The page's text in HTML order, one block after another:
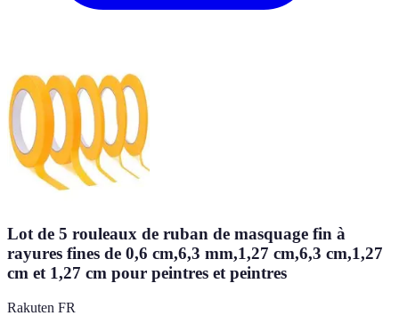
Lot de 5 rouleaux de ruban de masquage fin à
rayures fines de 0,6 cm,6,3 mm,1,27 cm,6,3 cm,1,27
cm et 1,27 cm pour peintres et peintres
Rakuten FR